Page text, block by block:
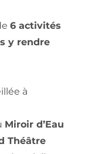
6 activités
y rendre
à
Miroir d’Eau
Théâtre